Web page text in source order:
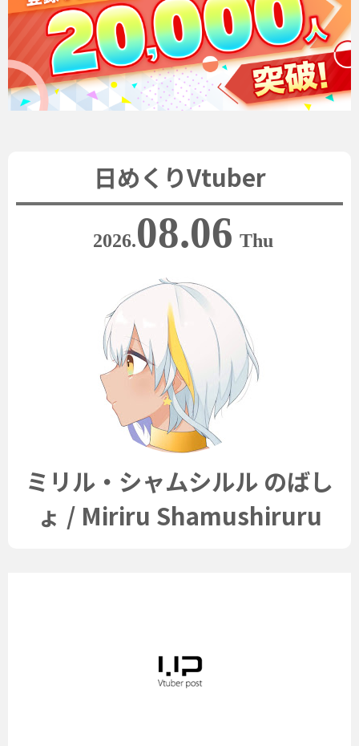
日めくりVtuber
2026.08.06 Thu
ミリル・シャムシルル のばし
ょ / Miriru Shamushiruru